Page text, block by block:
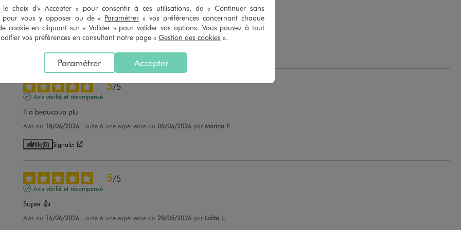
Avis vérifié et récompensé
Très léger cet confortable
Avis du03/07/2026 , suite à une expérience du 20/06/2026 Renaud M.
(0) Signaler
5/5
Avis vérifié et récompensé
Il a beaucoup plu
Avis du 18/06/2026 , suite à une expérience du 05/06/2026 par Marina P.
Utile(0) Signaler
5/5
Avis vérifié et récompensé
Super 👍
Avis du 16/06/2026 , suite à une expérience du 28/05/2026 par Lolita L.
le choix d'« Accepter » pour consentir à ces utilisations, de « Continuer sans
pour vous y opposer ou de « Paramétrer » vos préférences concernant chaque
cookie en cliquant sur « Valider » pour valider vos options. Vous pouvez à tout
vos préférences en consultant notre page « Gestion des cookies ».
Accepter
Paramétrer